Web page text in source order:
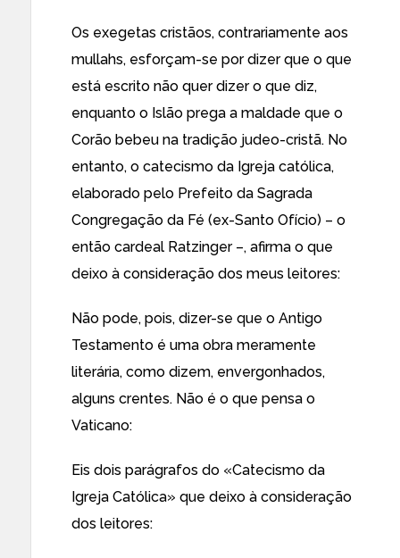
Os exegetas cristãos, contrariamente aos
mullahs, esforçam-se por dizer que o que
está escrito não quer dizer o que diz,
enquanto o Islão prega a maldade que o
Corão bebeu na tradição judeo-cristã. No
entanto, o catecismo da Igreja católica,
elaborado pelo Prefeito da Sagrada
Congregação da Fé (ex-Santo Ofício) – o
então cardeal Ratzinger –, afirma o que
deixo à consideração dos meus leitores:
Não pode, pois, dizer-se que o Antigo
Testamento é uma obra meramente
literária, como dizem, envergonhados,
alguns crentes. Não é o que pensa o
Vaticano:
Eis dois parágrafos do «Catecismo da
Igreja Católica» que deixo à consideração
dos leitores: